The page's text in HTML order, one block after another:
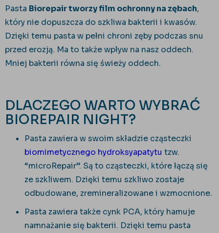
Pasta Biorepair tworzy film ochronny na zębach,
który nie dopuszcza do szkliwa bakterii i kwasów.
Dzięki temu pasta w pełni chroni zęby podczas snu
przed erozją. Ma to także wpływ na nasz oddech.
Mniej bakterii równa się świeży oddech.
DLACZEGO WARTO WYBRAĆ
BIOREPAIR NIGHT?
Pasta zawiera w swoim składzie cząsteczki
biomimetycznego hydroksyapatytu tzw.
“microRepair”. Są to cząsteczki, które łączą się
ze szkliwem. Dzięki temu szkliwo zostaje
odbudowane, zremineralizowane i wzmocnione.
Pasta zawiera także cynk PCA, który hamuje
namnażanie się bakterii. Dzięki temu pasta